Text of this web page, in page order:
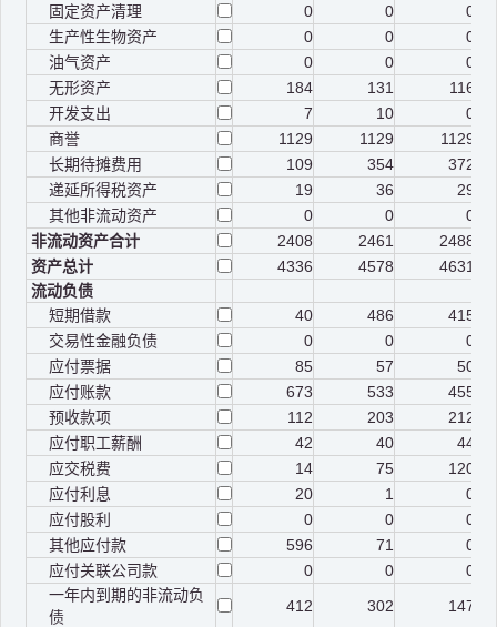
固定资产清理
0 0
0
生产性生物资产
0 0
0
油气资产
0 0
0
无形资产
184 131
116
开发支出
7 10
0
商誉
1129 1129
1129
长期待摊费用
109 354
372
递延所得税资产
19 36
29
其他非流动资产
0 0
0
非流动资产合计
2408 2461
2488
资产总计
4336 4578
4631
流动负债
短期借款
40 486
415
交易性金融负债
0 0
0
应付票据
85 57
50
应付账款
673 533
455
预收款项
112 203
212
应付职工薪酬
42 40
44
应交税费
14 75
120
应付利息
20 1
0
应付股利
0 0
0
其他应付款
596 71
0
应付关联公司款
0 0
0
一年内到期的非流动负
债
412 302
147